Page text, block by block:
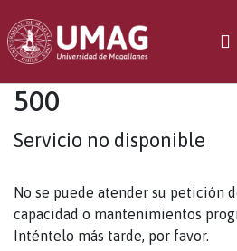
500
Servicio no disponible
No se puede atender su petición
capacidad o mantenimientos
Inténtelo más tarde, por favor.